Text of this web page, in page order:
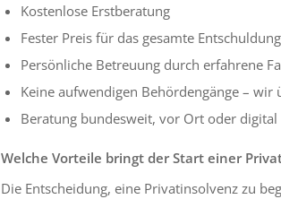
Kostenlose Erstberatung
Fester Preis für das gesamte
Persönliche Betreuung durch erfahrene
Keine aufwendigen Behördengänge –
Beratung bundesweit, vor Ort oder digital
Welche Vorteile bringt der Start einer
Die Entscheidung, eine Privatinsolvenz zu